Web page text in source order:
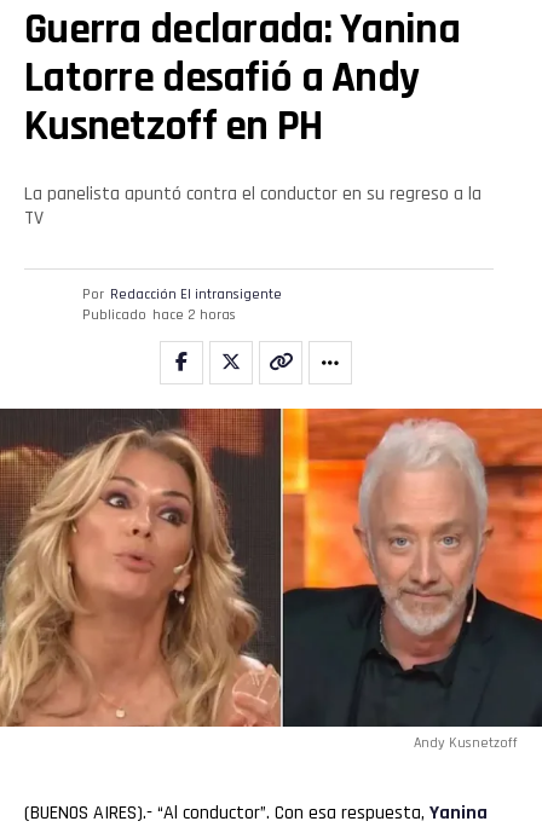
Guerra declarada: Yanina
Latorre desafió a Andy
Kusnetzoff en PH
La panelista apuntó contra el conductor en su regreso a la
TV
Por Redacción El intransigente
Publicado hace 2 horas
Andy Kusnetzoff
(BUENOS AIRES).- “Al conductor”. Con esa respuesta, Yanina